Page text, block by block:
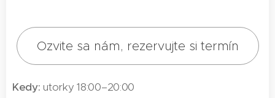
Ozvite sa nám, rezervujte si termín
Kedy: utorky 18:00–20:00